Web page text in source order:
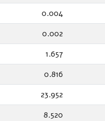
0.004
0.002
1.657
0.816
23.952
8.520